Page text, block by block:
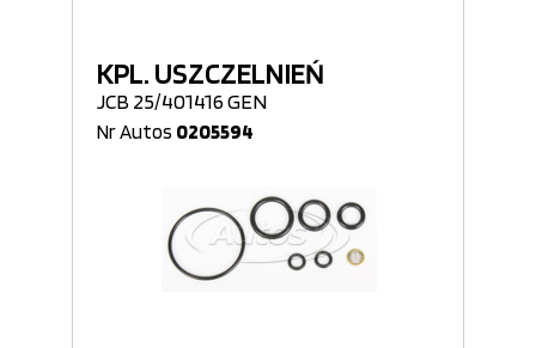
KPL. USZCZELNIEŃ
JCB 25/401416 GEN
Nr Autos 0205594